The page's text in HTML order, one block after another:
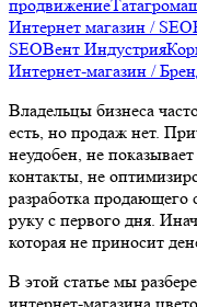
Владельцы бизнеса
но продаж нет. Причина
показывает ценность
оптимизирован под
продающего сайта и
дня. Иначе вы получаете
приносит денег.
В этой статье мы
магазина цветов и
каких этапов состоит
интегрируется в
даёт результат.